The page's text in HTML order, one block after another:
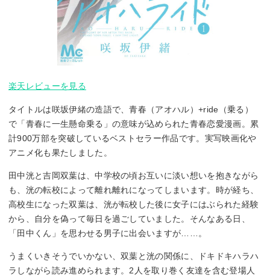
楽天レビューを見る
タイトルは咲坂伊緒の造語で、青春（アオハル）+ride（乗る）
で「青春に一生懸命乗る」の意味が込められた青春恋愛漫画。累
計900万部を突破しているベストセラー作品です。実写映画化や
アニメ化も果たしました。
田中洸と吉岡双葉は、中学校の頃お互いに淡い想いを抱きながら
も、洸の転校によって離れ離れになってしまいます。時が経ち、
高校生になった双葉は、洸が転校した後に女子にはぶられた経験
から、自分を偽って毎日を過ごしていました。そんなある日、
「田中くん」を思わせる男子に出会いますが……。
うまくいきそうでいかない、双葉と洸の関係に、ドキドキハラハ
ラしながら読み進められます。2人を取り巻く友達を含む登場人